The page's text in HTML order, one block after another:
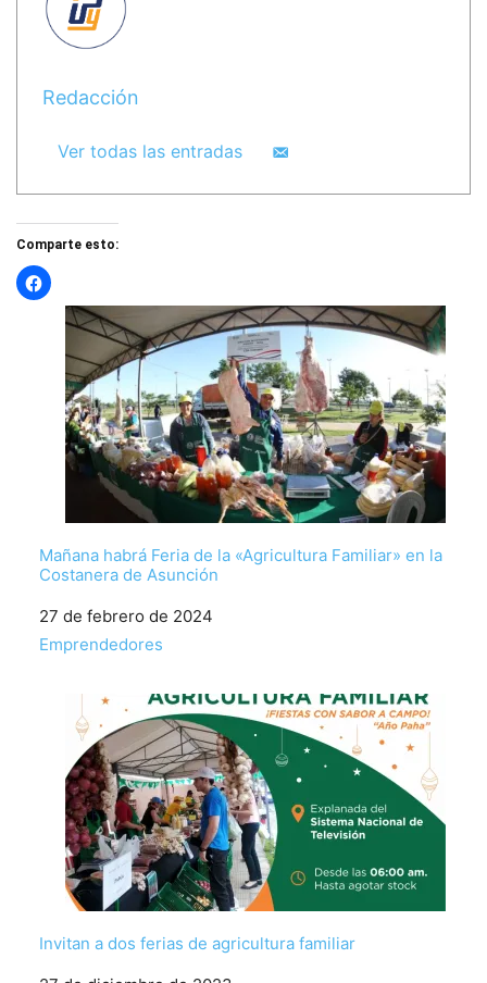
Redacción
Ver todas las entradas
Comparte esto:
Mañana habrá Feria de la «Agricultura Familiar» en la
Costanera de Asunción
Fecha
27 de febrero de 2024
Respecto a
Emprendedores
Invitan a dos ferias de agricultura familiar